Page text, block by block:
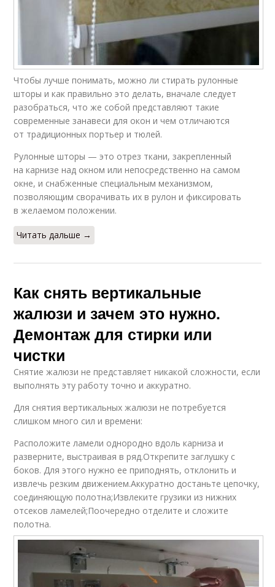
Чтобы лучше понимать, можно ли стирать рулонные
шторы и как правильно это делать, вначале следует
разобраться, что же собой представляют такие
современные занавеси для окон и чем отличаются
от традиционных портьер и тюлей.
Рулонные шторы — это отрез ткани, закрепленный
на карнизе над окном или непосредственно на самом
окне, и снабженные специальным механизмом,
позволяющим сворачивать их в рулон и фиксировать
в желаемом положении.
Читать дальше →
Как снять вертикальные
жалюзи и зачем это нужно.
Демонтаж для стирки или
чистки
Снятие жалюзи не представляет никакой сложности, если
выполнять эту работу точно и аккуратно.
Для снятия вертикальных жалюзи не потребуется
слишком много сил и времени:
Расположите ламели однородно вдоль карниза и
разверните, выстраивая в ряд.Открепите заглушку с
боков. Для этого нужно ее приподнять, отклонить и
извлечь резким движением.Аккуратно достаньте цепочку,
соединяющую полотна;Извлеките грузики из нижних
отсеков ламелей;Поочередно отделите и сложите
полотна.